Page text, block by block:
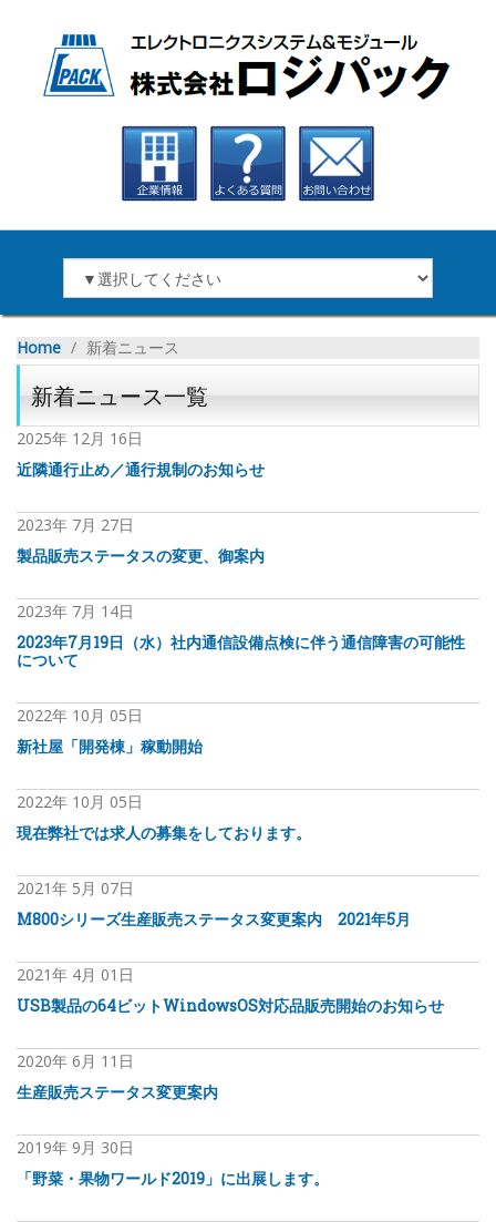
Home ∕ 新着ニュース
新着ニュース一覧
2025年 12月 16日
近隣通行止め／通行規制のお知らせ
2023年 7月 27日
製品販売ステータスの変更、御案内
2023年 7月 14日
2023年7月19日（水）社内通信設備点検に伴う通信障害の可能性
について
2022年 10月 05日
新社屋「開発棟」稼動開始
2022年 10月 05日
​現在弊社では求人の募集をしております。
2021年 5月 07日
M800シリーズ生産販売ステータス変更案内 2021年5月
2021年 4月 01日
USB製品の64ビットWindowsOS対応品販売開始のお知らせ
2020年 6月 11日
生産販売ステータス変更案内
2019年 9月 30日
「野菜・果物ワールド2019」に出展します。